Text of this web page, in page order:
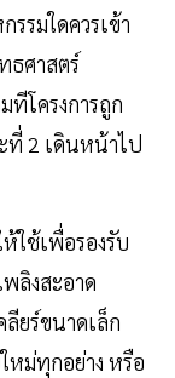
รมใดควรเข้า
ธศาสตร์
ทีโครงการถูก
ที่ 2 เดินหน้าไป
ใช้เพื่อรองรับ
ลิงสะอาด
ลียร์ขนาดเล็ก
หม่ทุกอย่าง หรือ